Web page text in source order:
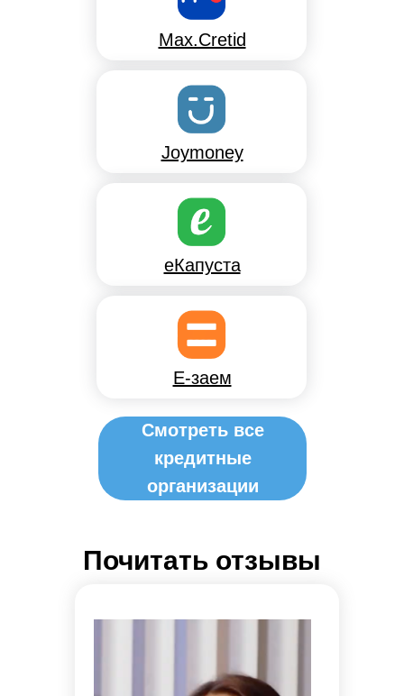
Смотреть все
кредитные
организации
Max.Cretid
Joymoney
еКапуста
E-заем
Почитать отзывы